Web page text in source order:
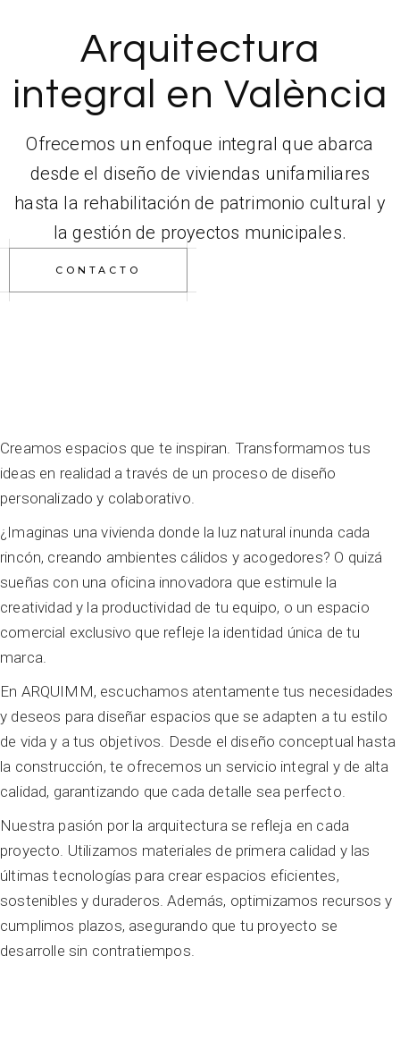
Arquitectura
integral en València
Ofrecemos un enfoque integral que abarca
desde el diseño de viviendas unifamiliares
hasta la rehabilitación de patrimonio cultural y
la gestión de proyectos municipales.
CONTACTO
Creamos espacios que te inspiran. Transformamos tus
ideas en realidad a través de un proceso de diseño
personalizado y colaborativo.
¿Imaginas una vivienda donde la luz natural inunda cada
rincón, creando ambientes cálidos y acogedores? O quizá
sueñas con una oficina innovadora que estimule la
creatividad y la productividad de tu equipo, o un espacio
comercial exclusivo que refleje la identidad única de tu
marca.
En ARQUIMM, escuchamos atentamente tus necesidades
y deseos para diseñar espacios que se adapten a tu estilo
de vida y a tus objetivos. Desde el diseño conceptual hasta
la construcción, te ofrecemos un servicio integral y de alta
calidad, garantizando que cada detalle sea perfecto.
Nuestra pasión por la arquitectura se refleja en cada
proyecto. Utilizamos materiales de primera calidad y las
últimas tecnologías para crear espacios eficientes,
sostenibles y duraderos. Además, optimizamos recursos y
cumplimos plazos, asegurando que tu proyecto se
desarrolle sin contratiempos.